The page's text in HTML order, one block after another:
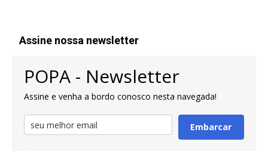
Assine nossa newsletter
POPA - Newsletter
Assine e venha a bordo conosco nesta navegada!
Embarcar